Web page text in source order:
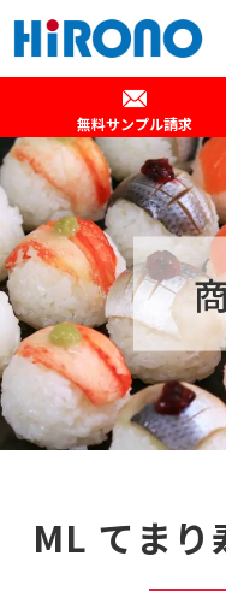
無料サンプル請求
ML てまり